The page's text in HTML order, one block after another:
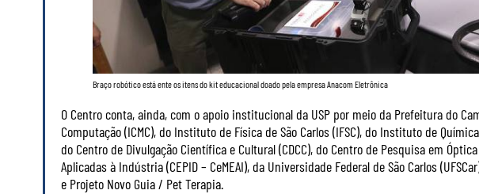
Braço robótico está ente os itens do kit educacional doado pela empresa Anacom Eletrônica
O Centro conta, ainda, com o apoio institucional da USP por meio da Prefeitura do
Computação (ICMC), do Instituto de Física de São Carlos (IFSC), do Instituto de
do Centro de Divulgação Científica e Cultural (CDCC), do Centro de Pesquisa em
Aplicadas à Indústria (CEPID – CeMEAI), da Universidade Federal de São Carlos
e Projeto Novo Guia / Pet Terapia.